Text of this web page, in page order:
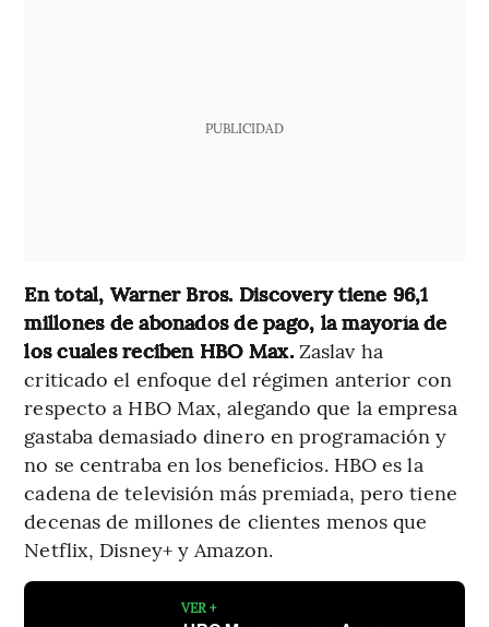
PUBLICIDAD
En total, Warner Bros. Discovery tiene 96,1
millones de abonados de pago, la mayoría de
los cuales reciben HBO Max.Zaslav ha
criticado el enfoque del régimen anterior con
respecto a HBO Max, alegando que la empresa
gastaba demasiado dinero en programación y
no se centraba en los beneficios. HBO es la
cadena de televisión más premiada, pero tiene
decenas de millones de clientes menos que
Netflix, Disney+ y Amazon.
VER +